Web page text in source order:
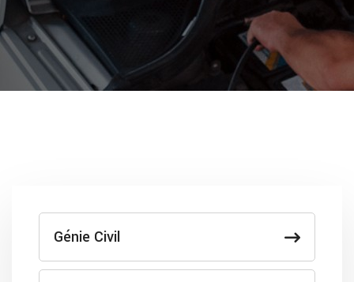
Génie Civil